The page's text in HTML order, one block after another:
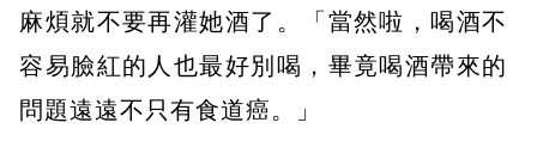
麻煩就不要再灌她酒了。「當然啦，喝酒不
容易臉紅的人也最好別喝，畢竟喝酒帶來的
問題遠遠不只有食道癌。」